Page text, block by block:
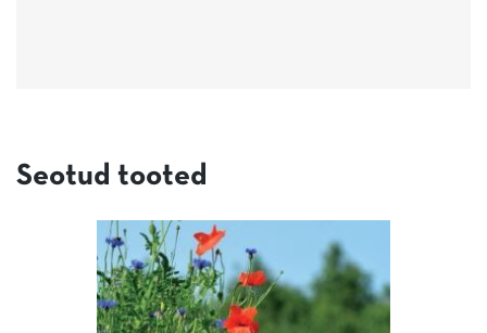
Seotud tooted